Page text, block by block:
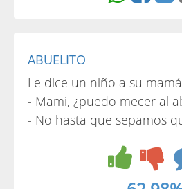
ABUELITO
Le dice un niño a su
- Mami, ¿puedo mecer al
- No hasta que sepamos